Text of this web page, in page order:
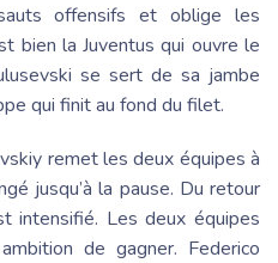
offensifs et oblige les
bien la Juventus qui ouvre le
se sert de sa jambe
qui finit au fond du filet.
remet les deux équipes à
jusqu’à la pause. Du retour
intensifié. Les deux équipes
de gagner. Federico